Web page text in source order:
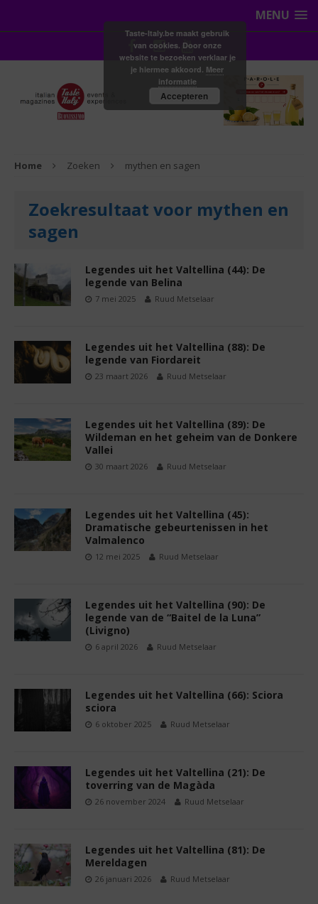
MENU
Home Zoeken mythen en sagen
Zoekresultaat voor mythen en
sagen
Legendes uit het Valtellina (44): De
legende van Belina
7 mei 2025 Ruud Metselaar
Legendes uit het Valtellina (88): De
legende van Fiordareit
23 maart 2026 Ruud Metselaar
Legendes uit het Valtellina (89): De
Wildeman en het geheim van de Donkere
Vallei
30 maart 2026 Ruud Metselaar
Legendes uit het Valtellina (45):
Dramatische gebeurtenissen in het
Valmalenco
12 mei 2025 Ruud Metselaar
Legendes uit het Valtellina (90): De
legende van de “Baitel de la Luna”
(Livigno)
6 april 2026 Ruud Metselaar
Legendes uit het Valtellina (66): Sciora
sciora
6 oktober 2025 Ruud Metselaar
Legendes uit het Valtellina (21): De
toverring van de Magàda
26 november 2024 Ruud Metselaar
Legendes uit het Valtellina (81): De
Mereldagen
26 januari 2026 Ruud Metselaar
Taste-Italy.be maakt gebruik
van cookies. Door onze
website te bezoeken verklaar je
je hiermee akkoord. Meer
informatie
Accepteren